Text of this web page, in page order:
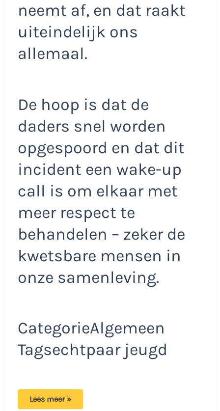
neemt af, en dat raakt
uiteindelijk ons
allemaal.
De hoop is dat de
daders snel worden
opgespoord en dat dit
incident een wake-up
call is om elkaar met
meer respect te
behandelen – zeker de
kwetsbare mensen in
onze samenleving.
CategorieAlgemeen
Tagsechtpaar jeugd
Video
Lees meer »